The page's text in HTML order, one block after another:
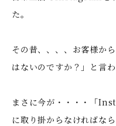
た。
その昔、、、、お客様か
はないのですか？」と言
まさに今が・・・・「
に取り掛からなければなら